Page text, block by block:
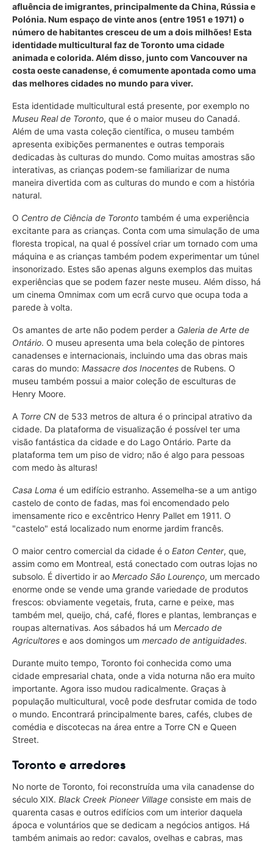
afluência de imigrantes, principalmente da China, Rússia e
Polónia. Num espaço de vinte anos (entre 1951 e 1971) o
número de habitantes cresceu de um a dois milhões! Esta
identidade multicultural faz de Toronto uma cidade
animada e colorida. Além disso, junto com Vancouver na
costa oeste canadense, é comumente apontada como uma
das melhores cidades no mundo para viver.
Esta identidade multicultural está presente, por exemplo no
Museu Real de Toronto, que é o maior museu do Canadá.
Além de uma vasta coleção científica, o museu também
apresenta exibições permanentes e outras temporais
dedicadas às culturas do mundo. Como muitas amostras são
interativas, as crianças podem-se familiarizar de numa
maneira divertida com as culturas do mundo e com a história
natural.
O Centro de Ciência de Toronto também é uma experiência
excitante para as crianças. Conta com uma simulação de uma
floresta tropical, na qual é possível criar um tornado com uma
máquina e as crianças também podem experimentar um túnel
insonorizado. Estes são apenas alguns exemplos das muitas
experiências que se podem fazer neste museu. Além disso, há
um cinema Omnimax com um ecrã curvo que ocupa toda a
parede à volta.
Os amantes de arte não podem perder a Galeria de Arte de
Ontário. O museu apresenta uma bela coleção de pintores
canadenses e internacionais, incluindo uma das obras mais
caras do mundo: Massacre dos Inocentes de Rubens. O
museu também possui a maior coleção de esculturas de
Henry Moore.
A Torre CN de 533 metros de altura é o principal atrativo da
cidade. Da plataforma de visualização é possível ter uma
visão fantástica da cidade e do Lago Ontário. Parte da
plataforma tem um piso de vidro; não é algo para pessoas
com medo às alturas!
Casa Loma é um edifício estranho. Assemelha-se a um antigo
castelo de conto de fadas, mas foi encomendado pelo
imensamente rico e excêntrico Henry Pallet em 1911. O
"castelo" está localizado num enorme jardim francês.
O maior centro comercial da cidade é o Eaton Center, que,
assim como em Montreal, está conectado com outras lojas no
subsolo. É divertido ir ao Mercado São Lourenço, um mercado
enorme onde se vende uma grande variedade de produtos
frescos: obviamente vegetais, fruta, carne e peixe, mas
também mel, queijo, chá, café, flores e plantas, lembranças e
roupas alternativas. Aos sábados há um Mercado de
Agricultores e aos domingos um mercado de antiguidades.
Durante muito tempo, Toronto foi conhecida como uma
cidade empresarial chata, onde a vida noturna não era muito
importante. Agora isso mudou radicalmente. Graças à
população multicultural, você pode desfrutar comida de todo
o mundo. Encontrará principalmente bares, cafés, clubes de
comédia e discotecas na área entre a Torre CN e Queen
Street.
Toronto e arredores
No norte de Toronto, foi reconstruída uma vila canadense do
século XIX. Black Creek Pioneer Village consiste em mais de
quarenta casas e outros edifícios com um interior daquela
ápoca e voluntários que se dedicam a negócios antigos. Há
também animais ao redor: cavalos, ovelhas e cabras, mas